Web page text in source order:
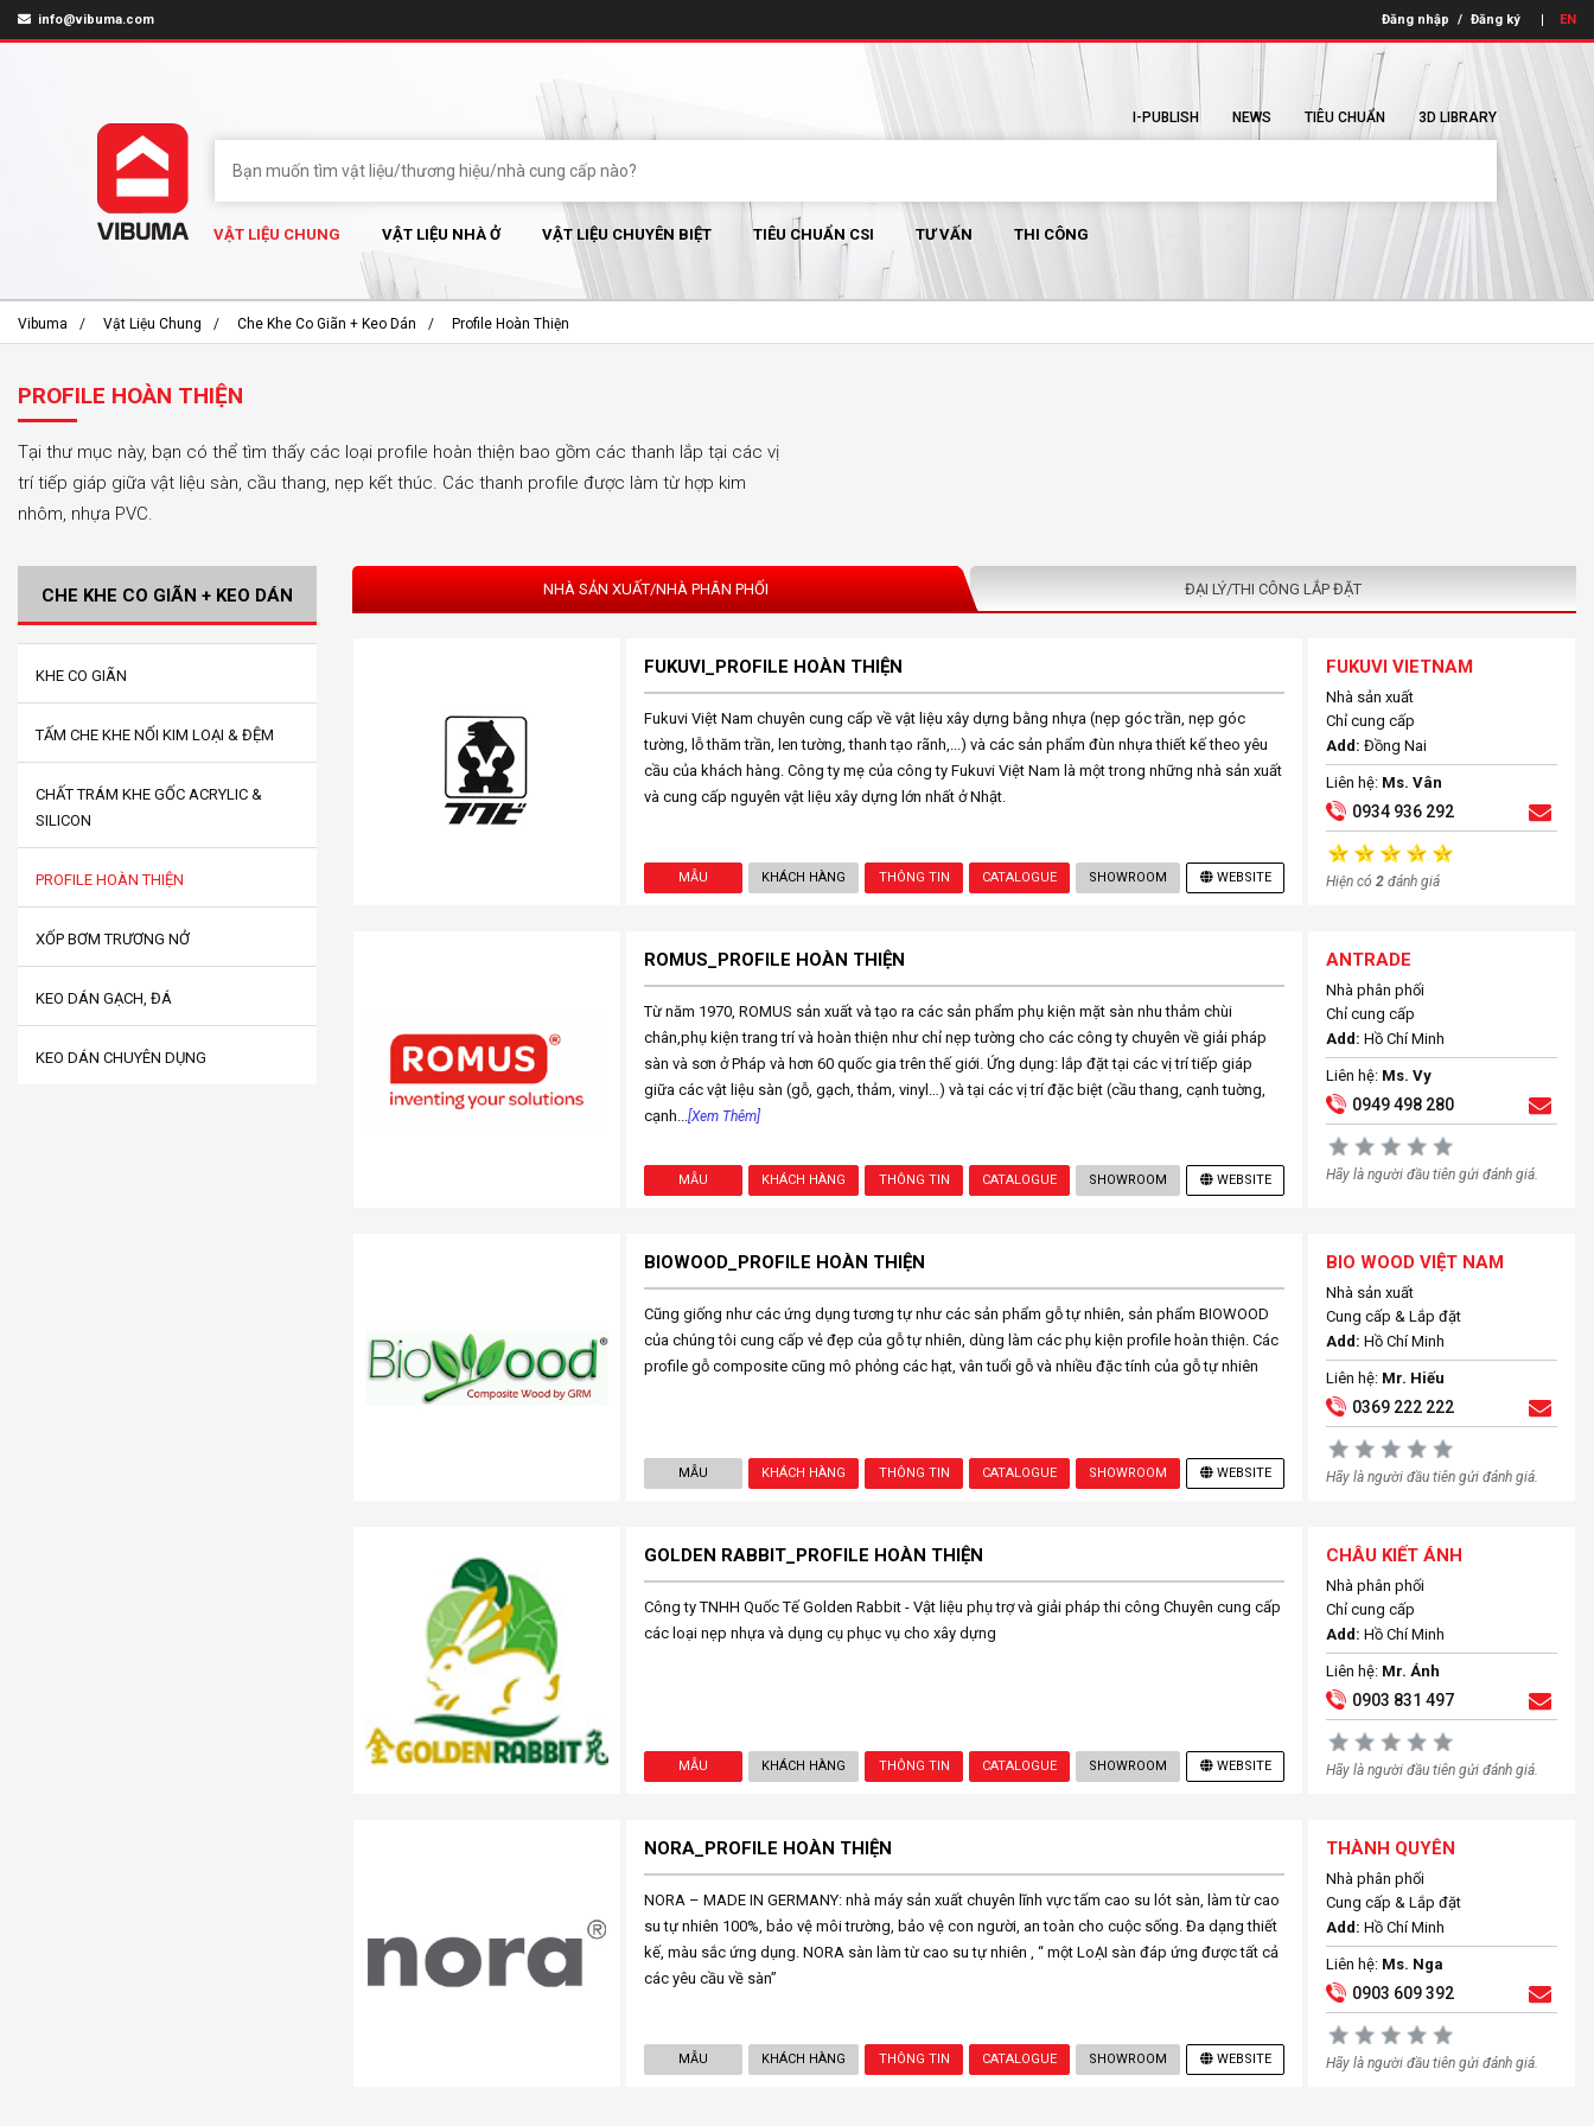
info@vibuma.com Đăng nhập / Đăng ký EN
I-PUBLISH NEWS TIÊU CHUẨN 3D LIBRARY
VẬT LIỆU CHUNG VẬT LIỆU NHÀ Ở VẬT LIỆU CHUYÊN BIỆT TIÊU CHUẨN CSI TƯ VẤN THI CÔNG
Vibuma Vật Liệu Chung Che Khe Co Giãn + Keo Dán Profile Hoàn Thiện
PROFILE HOÀN THIỆN
Tại thư mục này, bạn có thể tìm thấy các loại profile hoàn thiện bao gồm các thanh lắp tại các vị
trí tiếp giáp giữa vật liệu sàn, cầu thang, nẹp kết thúc. Các thanh profile được làm từ hợp kim
nhôm, nhựa PVC.
NHÀ SẢN XUẤT/NHÀ PHÂN PHỐI ĐẠI LÝ/THI CÔNG LẮP ĐẶT
FUKUVI_PROFILE HOÀN THIỆN
Fukuvi Việt Nam chuyên cung cấp về vật liệu xây dựng bằng nhựa (nẹp góc trần, nẹp góc
tường, lỗ thăm trần, len tường, thanh tạo rãnh,...) và các sản phẩm đùn nhựa thiết kế theo yêu
cầu của khách hàng. Công ty mẹ của công ty Fukuvi Việt Nam là một trong những nhà sản xuất
và cung cấp nguyên vật liệu xây dựng lớn nhất ở Nhật.
MẪU KHÁCH HÀNG THÔNG TIN CATALOGUE SHOWROOM WEBSITE
FUKUVI VIETNAM
Nhà sản xuất
Chỉ cung cấp
Add: Đồng Nai
Liên hệ: Ms. Vân
0934 936 292
Hiện có2 đánh giá
ROMUS_PROFILE HOÀN THIỆN
Từ năm 1970, ROMUS sản xuất và tạo ra các sản phẩm phụ kiện mặt sàn nhu thảm chùi
chân,phụ kiện trang trí và hoàn thiện như chỉ nẹp tường cho các công ty chuyên về giải pháp
sàn và sơn ở Pháp và hơn 60 quốc gia trên thế giới. Ứng dụng: lắp đặt tại các vị trí tiếp giáp
giữa các vật liệu sàn (gỗ, gạch, thảm, vinyl…) và tại các vị trí đặc biệt (cầu thang, cạnh tuờng,
cạnh...[Xem Thêm]
MẪU KHÁCH HÀNG THÔNG TIN CATALOGUE SHOWROOM WEBSITE
ANTRADE
Nhà phân phối
Chỉ cung cấp
Add: Hồ Chí Minh
Liên hệ: Ms. Vy
0949 498 280
Hãy là người đầu tiên gửi đánh giá.
BIOWOOD_PROFILE HOÀN THIỆN
Cũng giống như các ứng dụng tương tự như các sản phẩm gỗ tự nhiên, sản phẩm BIOWOOD
của chúng tôi cung cấp vẻ đẹp của gỗ tự nhiên, dùng làm các phụ kiện profile hoàn thiện. Các
profile gỗ composite cũng mô phỏng các hạt, vân tuổi gỗ và nhiều đặc tính của gỗ tự nhiên
MẪU KHÁCH HÀNG THÔNG TIN CATALOGUE SHOWROOM WEBSITE
BIO WOOD VIỆT NAM
Nhà sản xuất
Cung cấp & Lắp đặt
Add: Hồ Chí Minh
Liên hệ: Mr. Hiếu
0369 222 222
Hãy là người đầu tiên gửi đánh giá.
GOLDEN RABBIT_PROFILE HOÀN THIỆN
Công ty TNHH Quốc Tế Golden Rabbit - Vật liệu phụ trợ và giải pháp thi công Chuyên cung cấp
các loại nẹp nhựa và dụng cụ phục vụ cho xây dựng
MẪU KHÁCH HÀNG THÔNG TIN CATALOGUE SHOWROOM WEBSITE
CHÂU KIẾT ÁNH
Nhà phân phối
Chỉ cung cấp
Add: Hồ Chí Minh
Liên hệ: Mr. Ánh
0903 831 497
Hãy là người đầu tiên gửi đánh giá.
NORA_PROFILE HOÀN THIỆN
NORA – MADE IN GERMANY: nhà máy sản xuất chuyên lĩnh vực tấm cao su lót sàn, làm từ cao
su tự nhiên 100%, bảo vệ môi trường, bảo vệ con người, an toàn cho cuộc sống. Đa dạng thiết
kế, màu sắc ứng dụng. NORA sàn làm từ cao su tự nhiên , “ một LoẠI sàn đáp ứng được tất cả
các yêu cầu về sàn”
MẪU KHÁCH HÀNG THÔNG TIN CATALOGUE SHOWROOM WEBSITE
THÀNH QUYÊN
Nhà phân phối
Cung cấp & Lắp đặt
Add: Hồ Chí Minh
Liên hệ: Ms. Nga
0903 609 392
Hãy là người đầu tiên gửi đánh giá.
CHE KHE CO GIÃN + KEO DÁN
KHE CO GIÃN
TẤM CHE KHE NỐI KIM LOẠI & ĐỆM
CHẤT TRÁM KHE GỐC ACRYLIC &
SILICON
PROFILE HOÀN THIỆN
XỐP BƠM TRƯƠNG NỞ
KEO DÁN GẠCH, ĐÁ
KEO DÁN CHUYÊN DỤNG